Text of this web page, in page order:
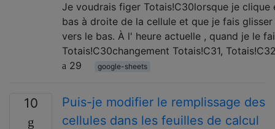
Je voudrais figer Totais!C30lorsque je clique
bas à droite de la cellule et que je fais glisser
vers le bas. À l' heure actuelle , quand je le
Totais!C30changement Totais!C31,
29
google-sheets
10
Puis-je modifier le remplissage des
cellules dans les feuilles de calcul